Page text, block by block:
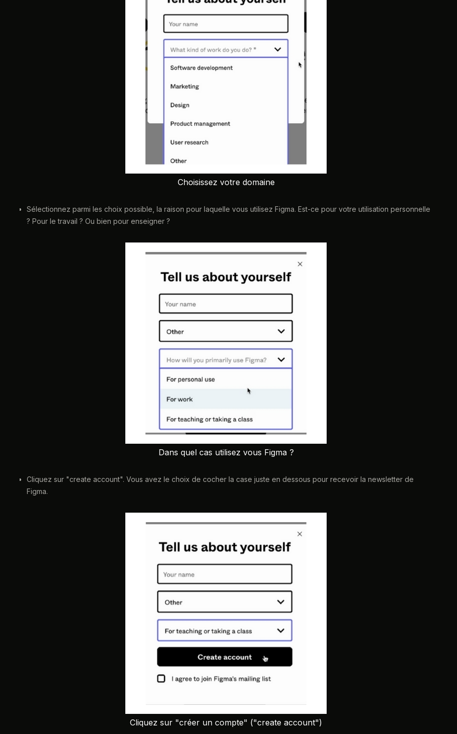
Choisissez votre domaine
Sélectionnez parmi les choix possible, la raison pour laquelle vous utilisez Figma. Est-ce pour votre utilisation personnelle
? Pour le travail ? Ou bien pour enseigner ?
Dans quel cas utilisez vous Figma ?
Cliquez sur "create account". Vous avez le choix de cocher la case juste en dessous pour recevoir la newsletter de
Figma.
Cliquez sur "créer un compte" ("create account")